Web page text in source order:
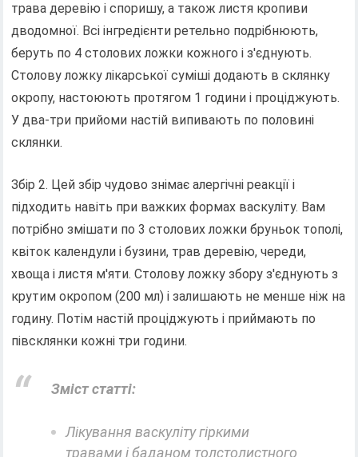
трава деревію і споришу, а також листя кропиви
дводомної. Всі інгредієнти ретельно подрібнюють,
беруть по 4 столових ложки кожного і з'єднують.
Столову ложку лікарської суміші додають в склянку
окропу, настоюють протягом 1 години і проціджують.
У два-три прийоми настій випивають по половині
склянки.
Збір 2. Цей збір чудово знімає алергічні реакції і
підходить навіть при важких формах васкуліту. Вам
потрібно змішати по 3 столових ложки бруньок тополі,
квіток календули і бузини, трав деревію, череди,
хвоща і листя м'яти. Столову ложку збору з'єднують з
крутим окропом (200 мл) і залишають не менше ніж на
годину. Потім настій проціджують і приймають по
півсклянки кожні три години.
Зміст статті:
Лікування васкуліту гіркими
травами і баданом толстолистного